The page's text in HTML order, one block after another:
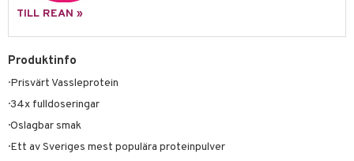
TILL REAN »
Produktinfo
· Prisvärt Vassleprotein
· 34x fulldoseringar
· Oslagbar smak
· Ett av Sveriges mest populära proteinpulver